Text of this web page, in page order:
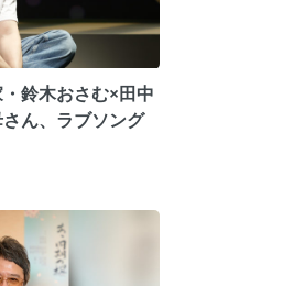
・鈴木おさむ×田中
ん、ラブソング